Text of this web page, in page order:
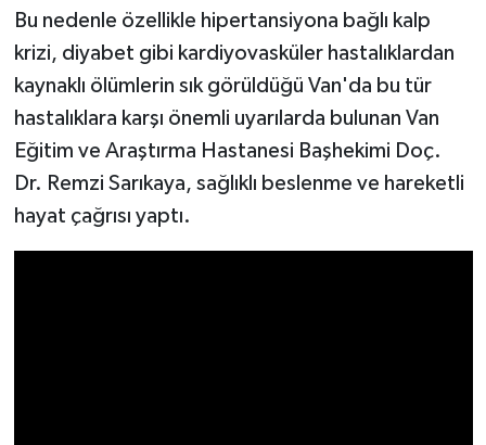
Bu nedenle özellikle hipertansiyona bağlı kalp
krizi, diyabet gibi kardiyovasküler hastalıklardan
kaynaklı ölümlerin sık görüldüğü Van'da bu tür
hastalıklara karşı önemli uyarılarda bulunan Van
Eğitim ve Araştırma Hastanesi Başhekimi Doç.
Dr. Remzi Sarıkaya, sağlıklı beslenme ve hareketli
hayat çağrısı yaptı.